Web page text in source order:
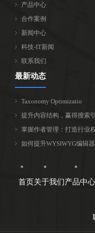
产品中心
合作案例
新闻中心
科技-IT新闻
联系我们
最新动态
Taxonomy Optimizatio
提升内容结构，赢得搜索
掌握作者管理：打造行业
如何提升WYSIWYG编辑
首页关于我们产品中心